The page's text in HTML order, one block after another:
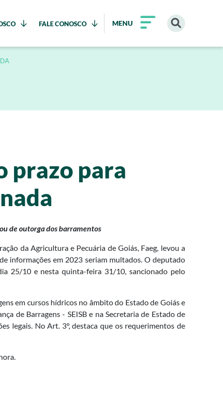
FALE CONOSCO MENU
prazo para
de outorga dos barramentos
da Agricultura e Pecuária de Goiás, Faeg, levou a
informações em 2023 seriam multados. O deputado
25/10 e nesta quinta-feira 31/10, sancionado pelo
em cursos hídricos no âmbito do Estado de Goiás e
de Barragens - SEISB e na Secretaria de Estado de
legais. No Art. 3°, destaca que os requerimentos de